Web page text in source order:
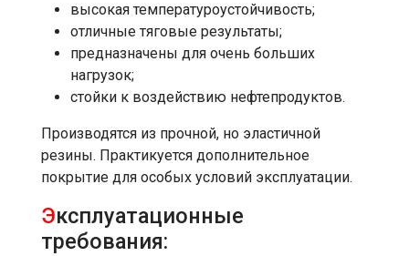
высокая температуроустойчивость;
отличные тяговые результаты;
предназначены для очень больших
нагрузок;
стойки к воздействию нефтепродуктов.
Производятся из прочной, но эластичной
резины. Практикуется дополнительное
покрытие для особых условий эксплуатации.
Эксплуатационные
требования: